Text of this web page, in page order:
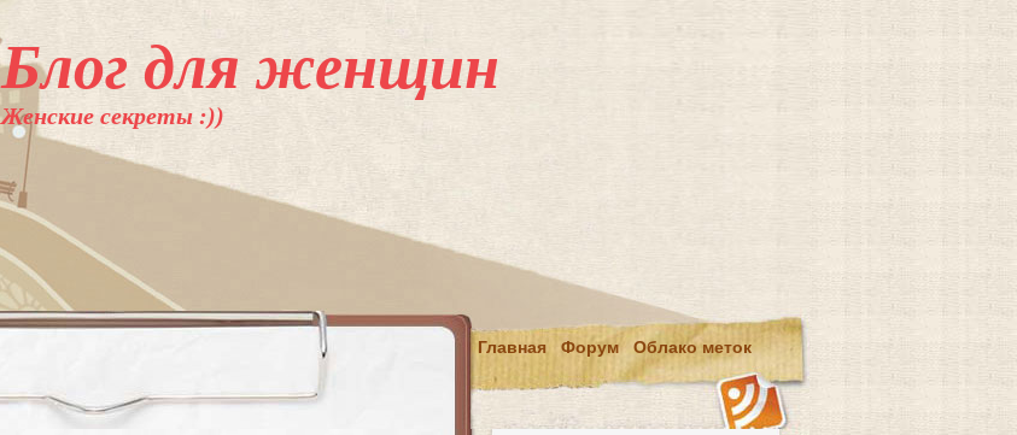
Блог для женщин
Женские секреты :))
Главная Форум Облако меток